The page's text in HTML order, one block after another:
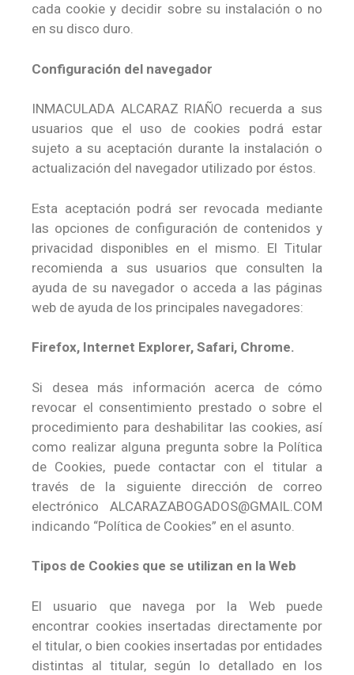
cada cookie y decidir sobre su instalación o no
en su disco duro.
Configuración del navegador
INMACULADA ALCARAZ RIAÑO recuerda a sus
usuarios que el uso de cookies podrá estar
sujeto a su aceptación durante la instalación o
actualización del navegador utilizado por éstos.
Esta aceptación podrá ser revocada mediante
las opciones de configuración de contenidos y
privacidad disponibles en el mismo. El Titular
recomienda a sus usuarios que consulten la
ayuda de su navegador o acceda a las páginas
web de ayuda de los principales navegadores:
Firefox, Internet Explorer, Safari, Chrome.
Si desea más información acerca de cómo
revocar el consentimiento prestado o sobre el
procedimiento para deshabilitar las cookies, así
como realizar alguna pregunta sobre la Política
de Cookies, puede contactar con el titular a
través de la siguiente dirección de correo
electrónico ALCARAZABOGADOS@GMAIL.COM
indicando “Política de Cookies” en el asunto.
Tipos de Cookies que se utilizan en la Web
El usuario que navega por la Web puede
encontrar cookies insertadas directamente por
el titular, o bien cookies insertadas por entidades
distintas al titular, según lo detallado en los